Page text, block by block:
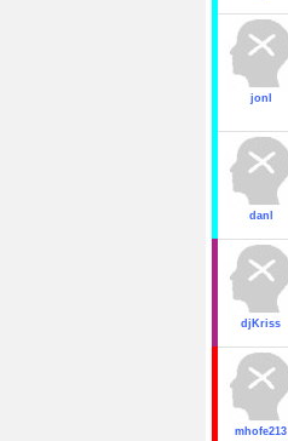
jonl
danl
djKriss
mhofe213